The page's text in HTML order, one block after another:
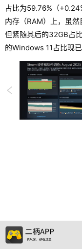
占比为59.76%（
内存（RAM）上，虽然
但紧随其后的32GB占
的Windows 11占比现已